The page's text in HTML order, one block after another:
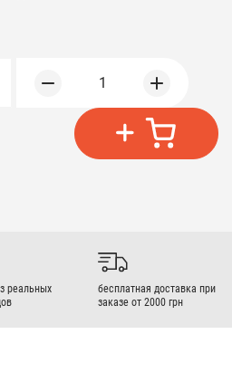
1
реальных
бесплатная доставка при
заказе от 2000 грн